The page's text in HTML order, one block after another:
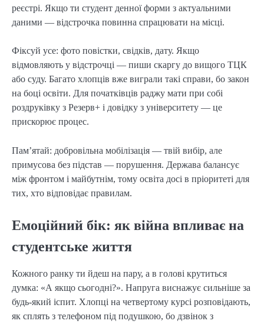
реєстрі. Якщо ти студент денної форми з актуальними
даними — відстрочка повинна спрацювати на місці.
Фіксуй усе: фото повістки, свідків, дату. Якщо
відмовляють у відстрочці — пиши скаргу до вищого ТЦК
або суду. Багато хлопців вже виграли такі справи, бо закон
на боці освіти. Для початківців раджу мати при собі
роздруківку з Резерв+ і довідку з університету — це
прискорює процес.
Пам’ятай: добровільна мобілізація — твій вибір, але
примусова без підстав — порушення. Держава балансує
між фронтом і майбутнім, тому освіта досі в пріоритеті для
тих, хто відповідає правилам.
Емоційний бік: як війна впливає на
студентське життя
Кожного ранку ти йдеш на пару, а в голові крутиться
думка: «А якщо сьогодні?». Напруга виснажує сильніше за
будь-який іспит. Хлопці на четвертому курсі розповідають,
як сплять з телефоном під подушкою, бо дзвінок з